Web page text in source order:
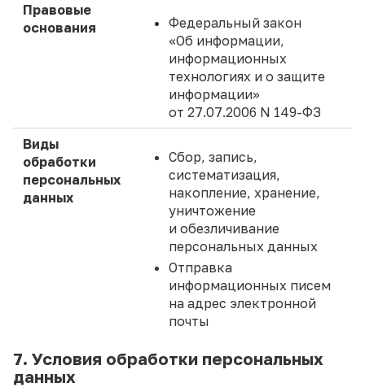
Правовые
основания
Федеральный закон
«Об информации,
информационных
технологиях и о защите
информации»
от 27.07.2006 N 149-ФЗ
Виды
обработки
персональных
данных
Сбор, запись,
систематизация,
накопление, хранение,
уничтожение
и обезличивание
персональных данных
Отправка
информационных писем
на адрес электронной
почты
7. Условия обработки персональных
данных